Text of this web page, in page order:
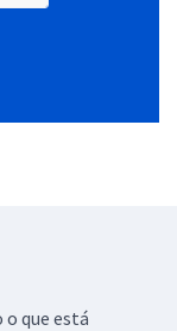
que está